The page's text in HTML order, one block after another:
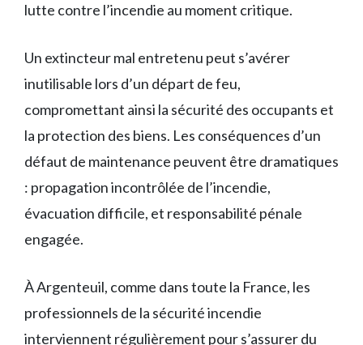
lutte contre l’incendie au moment critique.
Un extincteur mal entretenu peut s’avérer
inutilisable lors d’un départ de feu,
compromettant ainsi la sécurité des occupants et
la protection des biens. Les conséquences d’un
défaut de maintenance peuvent être dramatiques
: propagation incontrôlée de l’incendie,
évacuation difficile, et responsabilité pénale
engagée.
À Argenteuil, comme dans toute la France, les
professionnels de la sécurité incendie
interviennent régulièrement pour s’assurer du